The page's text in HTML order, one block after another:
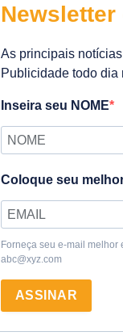
Newsletter
As principais
Publicidade todo dia
Inseira seu NOME
Coloque seu
Forneça seu e-mail melhor
abc@xyz.com
ASSINAR